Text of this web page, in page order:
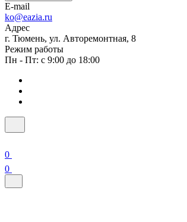
E-mail
ko@eazia.ru
Адрес
г. Тюмень, ул. Авторемонтная, 8
Режим работы
Пн - Пт: с 9:00 до 18:00
0
0